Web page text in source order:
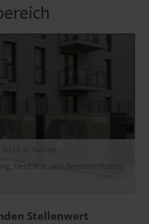
in Sachen
Flexibilität und Betriebseffizienz
Stellenwert